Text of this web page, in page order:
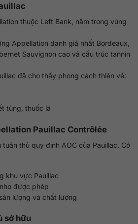
thuộc Left Bank, nằm trong vùng
Appellation danh giá nhất Bordeaux,
Sauvignon cao và cấu trúc tannin
đã cho thấy phong cách thiên về:
tùng, thuốc lá
Pauillac Contrôlée
thủ quy định AOC của Pauillac. Có
khu vực Pauillac
được phép
lượng và chất lượng
sở hữu